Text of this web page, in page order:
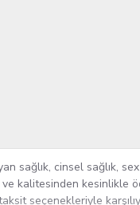
sağlık, cinsel sağlık,
kalitesinden
seçenekleriyle